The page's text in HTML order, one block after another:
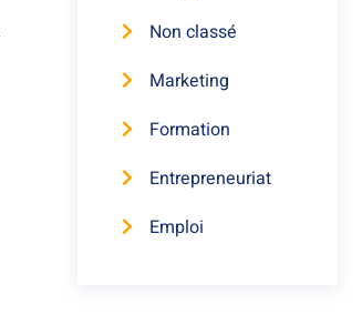
Non classé
Marketing
Formation
Entrepreneuriat
Emploi